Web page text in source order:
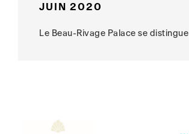
JUIN 2020
Le Beau-Rivage Palace se distingue